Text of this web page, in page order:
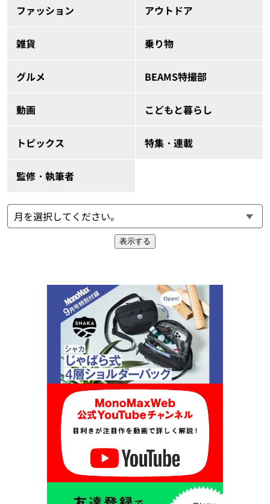
ファッション アウトドア
雑貨 乗り物
グルメ BEAMS特撮部
動画 こどもと暮らし
トピックス 特集・連載
監修・執筆者
表示する